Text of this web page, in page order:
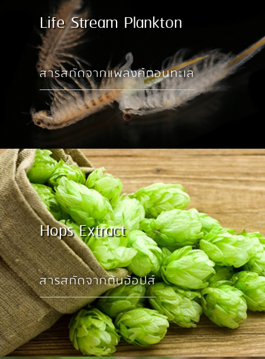
Life Stream Plankton
สารสกัดจากแพลงค์ตอนทะเล
Hops Extract
สารสกัดจากต้นฮ้อปส์